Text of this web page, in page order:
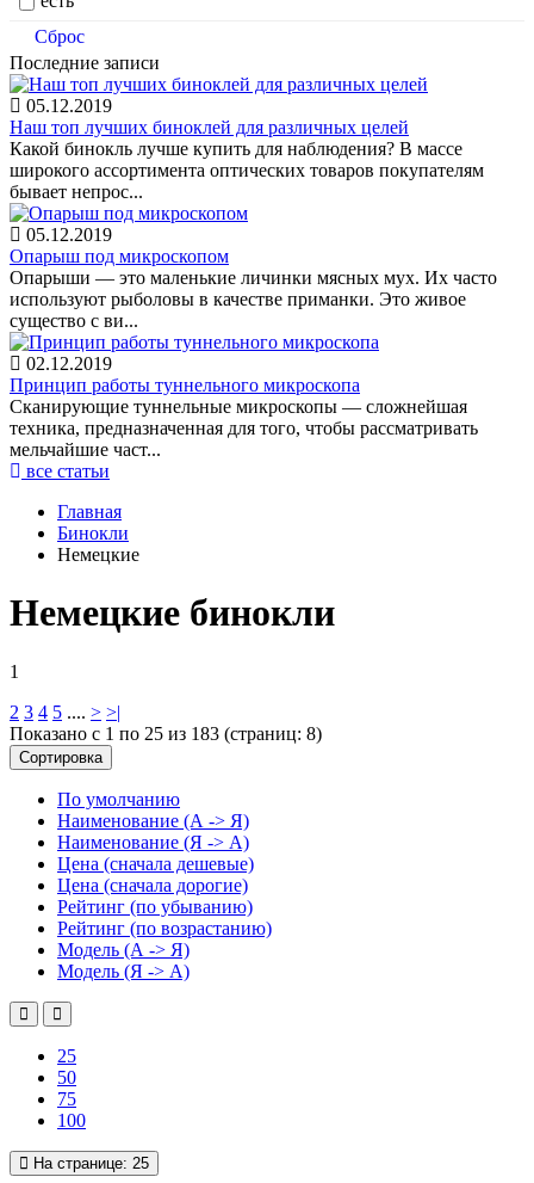
Сброс
Последние записи
05.12.2019
Наш топ лучших биноклей для различных целей
Какой бинокль лучше купить для наблюдения? В массе
широкого ассортимента оптических товаров покупателям
бывает непрос...
05.12.2019
Опарыш под микроскопом
Опарыши — это маленькие личинки мясных мух. Их часто
используют рыболовы в качестве приманки. Это живое
существо с ви...
02.12.2019
Принцип работы туннельного микроскопа
Сканирующие туннельные микроскопы — сложнейшая
техника, предназначенная для того, чтобы рассматривать
мельчайшие част...
все статьи
Главная
Бинокли
Немецкие
Немецкие бинокли
1
2 3 4 5 .... > >|
Показано с 1 по 25 из 183 (страниц: 8)
Сортировка
По умолчанию
Наименование (А -> Я)
Наименование (Я -> А)
Цена (сначала дешевые)
Цена (сначала дорогие)
Рейтинг (по убыванию)
Рейтинг (по возрастанию)
Модель (А -> Я)
Модель (Я -> А)
25
50
75
100
На странице: 25